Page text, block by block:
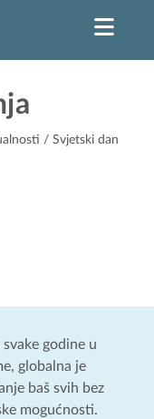
/ Svjetski dan
godine u
globalna je
baš svih bez
mogućnosti.